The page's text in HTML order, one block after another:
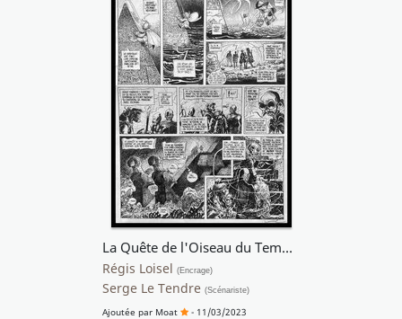
La Quête de l'Oiseau du Temps - Le Temple de l'Oubli
Régis Loisel (Encrage)
Serge Le Tendre (Scénariste)
Ajoutée par Moat
- 11/03/2023